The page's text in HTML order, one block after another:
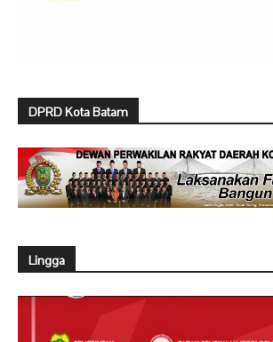
DPRD Kota Batam
Lingga